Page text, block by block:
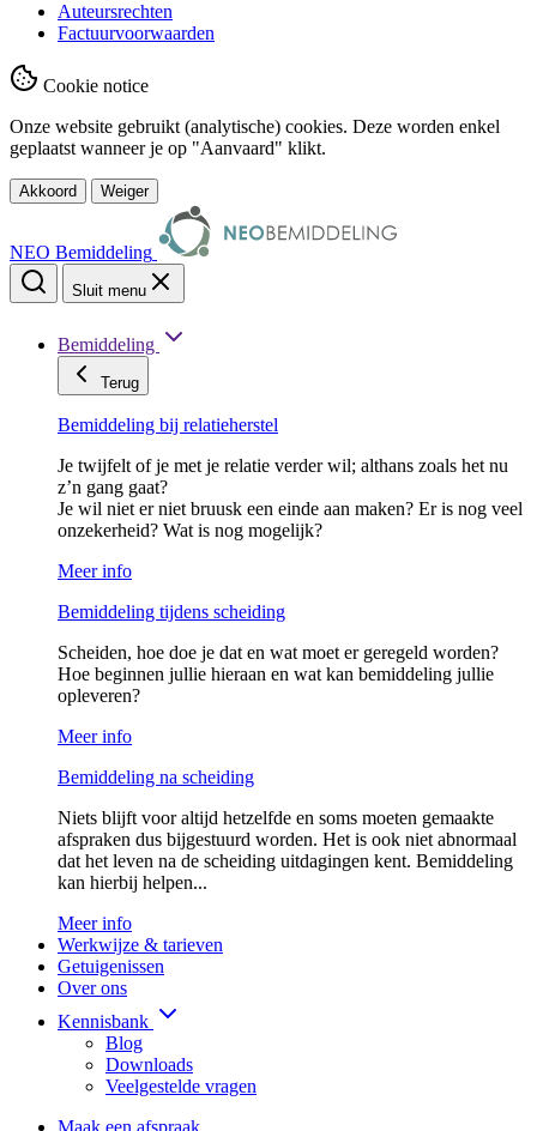
Auteursrechten
Factuurvoorwaarden
Cookie notice
Onze website gebruikt (analytische) cookies. Deze worden enkel
geplaatst wanneer je op "Aanvaard" klikt.
Akkoord Weiger
NEO Bemiddeling
Sluit menu
Bemiddeling
Terug
Bemiddeling bij relatieherstel
Je twijfelt of je met je relatie verder wil; althans zoals het nu
z’n gang gaat?
Je wil niet er niet bruusk een einde aan maken? Er is nog veel
onzekerheid? Wat is nog mogelijk?
Meer info
Bemiddeling tijdens scheiding
Scheiden, hoe doe je dat en wat moet er geregeld worden?
Hoe beginnen jullie hieraan en wat kan bemiddeling jullie
opleveren?
Meer info
Bemiddeling na scheiding
Niets blijft voor altijd hetzelfde en soms moeten gemaakte
afspraken dus bijgestuurd worden. Het is ook niet abnormaal
dat het leven na de scheiding uitdagingen kent. Bemiddeling
kan hierbij helpen...
Meer info
Werkwijze & tarieven
Getuigenissen
Over ons
Kennisbank
Blog
Downloads
Veelgestelde vragen